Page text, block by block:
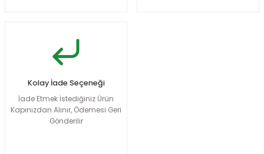
Kolay İade Seçeneği
İade Etmek İstediğiniz Ürün
Kapınızdan Alınır, Ödemesi Geri
Gönderilir